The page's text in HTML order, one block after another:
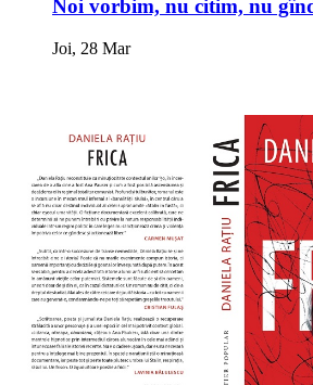
Noi vorbim, nu citim, nu
Joi, 28 Mar